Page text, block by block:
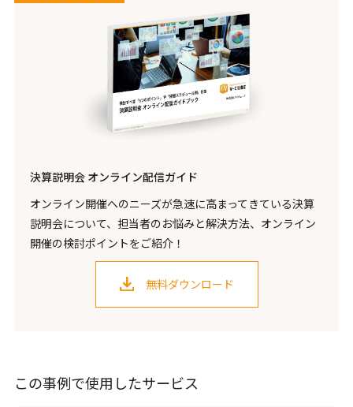
決算説明会 オンライン配信ガイド
オンライン開催へのニーズが急速に高まってきている決算
説明会について、担当者のお悩みと解決方法、オンライン
開催の検討ポイントをご紹介！
無料ダウンロード
この事例で使用したサービス